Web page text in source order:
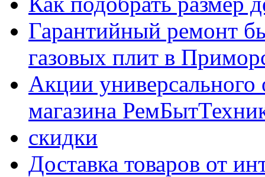
Гарантийный ремонт
газовых плит в
Акции универсального
магазина
скидки
Доставка товаров от